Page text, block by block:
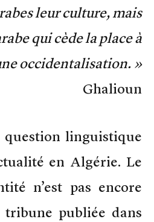
leur culture, mais
qui cède la place à
occidentalisation. »
Ghalioun
linguistique
en Algérie. Le
n’est pas encore
tribune publiée dans